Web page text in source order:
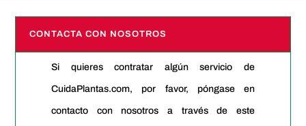
CONTACTA CON NOSOTROS
Si quieres contratar algún servicio de
CuidaPlantas.com, por favor, póngase en
contacto con nosotros a través de este